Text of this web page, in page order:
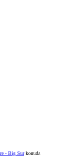
- Big Surkonuda